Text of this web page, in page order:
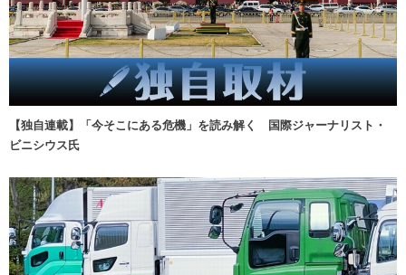
【独自連載】「今そこにある危機」を読み解く 国際ジャーナリスト・
ビニシウス氏